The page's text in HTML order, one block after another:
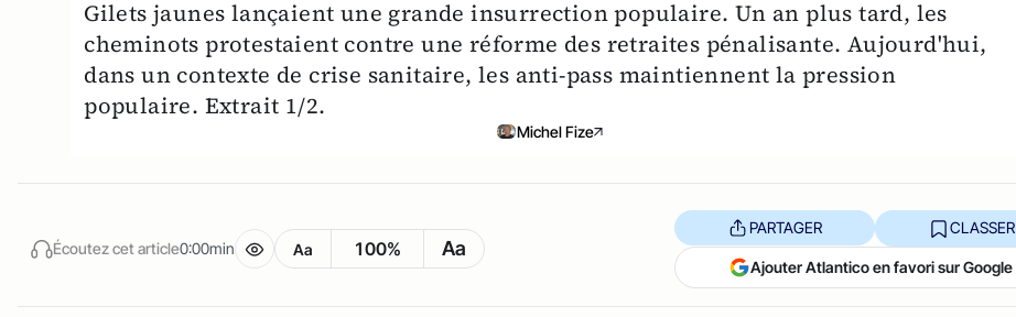
Gilets jaunes lançaient une grande insurrection populaire. Un an plus tard, les
cheminots protestaient contre une réforme des retraites pénalisante. Aujourd'hui,
dans un contexte de crise sanitaire, les anti-pass maintiennent la pression
populaire. Extrait 1/2.
Michel Fize
Écoutez cet article0:00min Aa 100% Aa
PARTAGER CLASSER
Ajouter Atlantico en favori sur Google